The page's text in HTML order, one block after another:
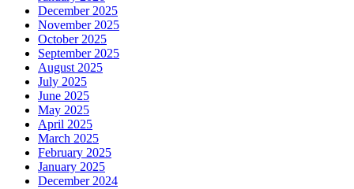
December 2025
November 2025
October 2025
September 2025
August 2025
July 2025
June 2025
May 2025
April 2025
March 2025
February 2025
January 2025
December 2024